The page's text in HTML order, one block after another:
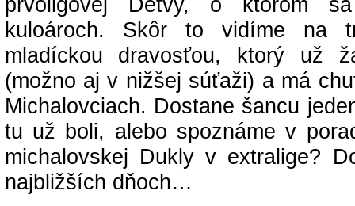
kuloároch. Skôr to vidíme na
mladíckou dravosťou, ktorý už
(možno aj v nižšej súťaži) a má
Michalovciach. Dostane šancu
tu už boli, alebo spoznáme v
michalovskej Dukly v extralige?
najbližších dňoch…